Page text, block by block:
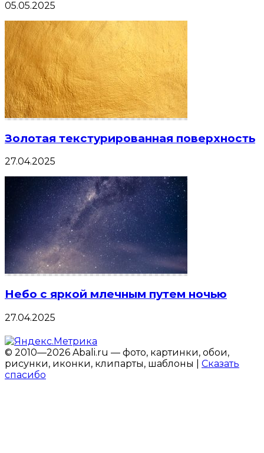
05.05.2025
Золотая текстурированная поверхность
27.04.2025
Небо с яркой млечным путем ночью
27.04.2025
© 2010—2026 Abali.ru — фото, картинки, обои,
рисунки, иконки, клипарты, шаблоны | Сказать
спасибо